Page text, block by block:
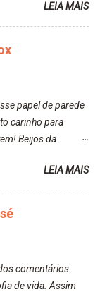
limpeza. Ficou
Para quem
p...
LEIA MAIS
papel de parede
carinho para
Beijos da
LEIA MAIS
comentários
de vida. Assim